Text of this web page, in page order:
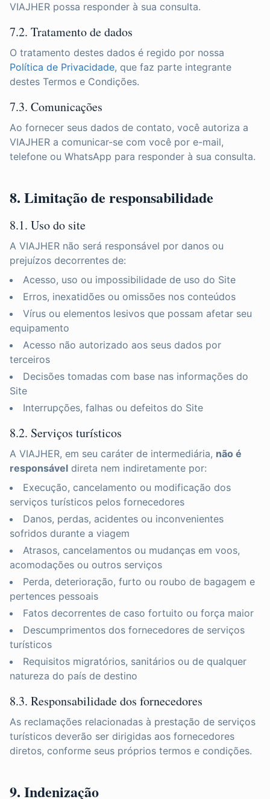
VIAJHER possa responder à sua consulta.
7.2. Tratamento de dados
O tratamento destes dados é regido por nossa
Política de Privacidade, que faz parte integrante
destes Termos e Condições.
7.3. Comunicações
Ao fornecer seus dados de contato, você autoriza a
VIAJHER a comunicar-se com você por e-mail,
telefone ou WhatsApp para responder à sua consulta.
8. Limitação de responsabilidade
8.1. Uso do site
A VIAJHER não será responsável por danos ou
prejuízos decorrentes de:
Acesso, uso ou impossibilidade de uso do Site
Erros, inexatidões ou omissões nos conteúdos
Vírus ou elementos lesivos que possam afetar seu
equipamento
Acesso não autorizado aos seus dados por
terceiros
Decisões tomadas com base nas informações do
Site
Interrupções, falhas ou defeitos do Site
8.2. Serviços turísticos
A VIAJHER, em seu caráter de intermediária, não é
responsável direta nem indiretamente por:
Execução, cancelamento ou modificação dos
serviços turísticos pelos fornecedores
Danos, perdas, acidentes ou inconvenientes
sofridos durante a viagem
Atrasos, cancelamentos ou mudanças em voos,
acomodações ou outros serviços
Perda, deterioração, furto ou roubo de bagagem e
pertences pessoais
Fatos decorrentes de caso fortuito ou força maior
Descumprimentos dos fornecedores de serviços
turísticos
Requisitos migratórios, sanitários ou de qualquer
natureza do país de destino
8.3. Responsabilidade dos fornecedores
As reclamações relacionadas à prestação de serviços
turísticos deverão ser dirigidas aos fornecedores
diretos, conforme seus próprios termos e condições.
9. Indenização